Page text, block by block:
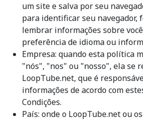
um site e salva por seu
para identificar seu navegador,
lembrar informações sobre
preferência de idioma ou
Empresa: quando esta política
"nós", "nos" ou "nosso", ela se
LoopTube.net, que é
informações de acordo com
Condições.
País: onde o LoopTube.net ou os